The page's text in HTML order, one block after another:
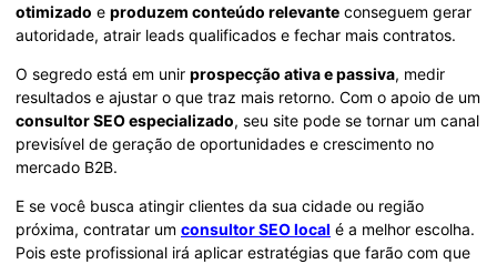
otimizado e produzem conteúdo relevante conseguem gerar
autoridade, atrair leads qualificados e fechar mais contratos.
O segredo está em unir prospecção ativa e passiva, medir
resultados e ajustar o que traz mais retorno. Com o apoio de um
consultor SEO especializado, seu site pode se tornar um canal
previsível de geração de oportunidades e crescimento no
mercado B2B.
E se você busca atingir clientes da sua cidade ou região
próxima, contratar um consultor SEO local é a melhor escolha.
Pois este profissional irá aplicar estratégias que farão com que